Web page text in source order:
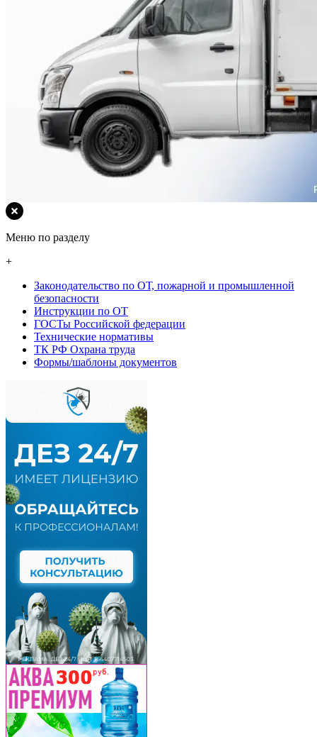
Меню по разделу
+
Законодательство по ОТ, пожарной и промышленной
безопасности
Инструкции по ОТ
ГОСТы Российской федерации
Технические нормативы
ТК РФ Охрана труда
Формы/шаблоны документов